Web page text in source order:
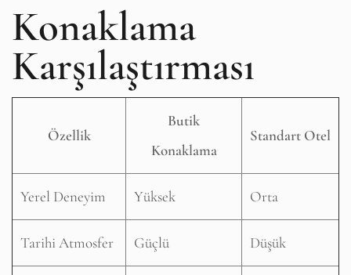
Konaklama
Karşılaştırması
Özellik
Butik
Konaklama
Standart Otel
Yerel Deneyim Yüksek Orta
Tarihi Atmosfer Güçlü Düşük